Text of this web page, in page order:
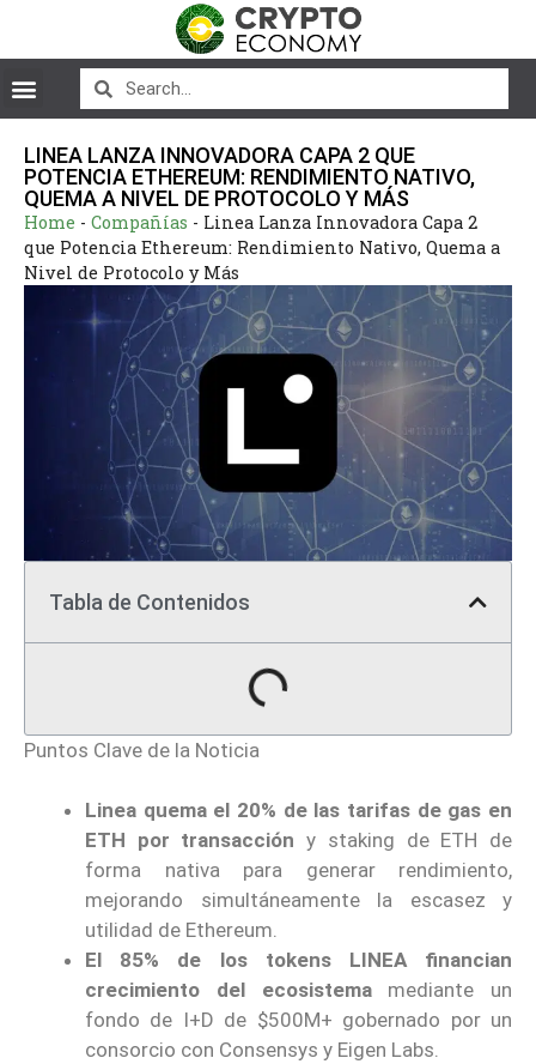
LINEA LANZA INNOVADORA CAPA 2 QUE
POTENCIA ETHEREUM: RENDIMIENTO NATIVO,
QUEMA A NIVEL DE PROTOCOLO Y MÁS
Home - Compañías - Linea Lanza Innovadora Capa 2
que Potencia Ethereum: Rendimiento Nativo, Quema a
Nivel de Protocolo y Más
Tabla de Contenidos
Puntos Clave de la Noticia
Linea quema el 20% de las tarifas de gas en
ETH por transacción y staking de ETH de
forma nativa para generar rendimiento,
mejorando simultáneamente la escasez y
utilidad de Ethereum.
El 85% de los tokens LINEA financian
crecimiento del ecosistemamediante un
fondo de I+D de $500M+ gobernado por un
consorcio con Consensys y Eigen Labs.